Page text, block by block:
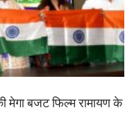
मेगा बजट फिल्म रामायण के